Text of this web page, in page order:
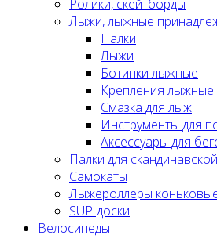
Ролики, скейтборды
Лыжи, лыжные
Палки
Лыжи
Ботинки лыжные
Крепления лыжные
Смазка для лыж
Инструменты для
Аксессуары для
Палки для
Самокаты
Лыжероллеры
SUP-доски
Велосипеды